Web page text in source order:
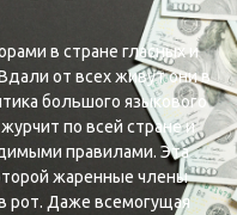
в стране гласных и
от всех живут они в
большого языкового
по всей стране и
правилами. Эта
жаренные члены
рот. Даже всемогущая